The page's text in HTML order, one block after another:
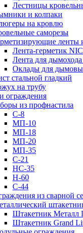
Лестницы
и колпаки
на кровлю
саморезы
ленты
Лента-герметик
Лента для
Оклады для
стальной гладкий
на трубу
ограждения
из профнастила
С-8
МП-10
МП-18
МП-20
МП-35
С-21
НС-35
Н-60
С-44
из сварной
Штакетник Металл
Штакетник Grand